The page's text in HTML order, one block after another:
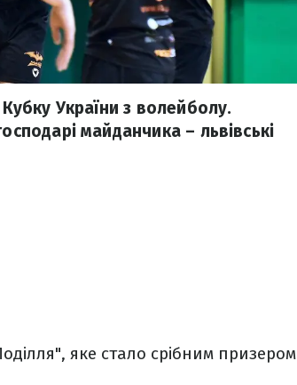
України з волейболу.
майданчика – львівські
яке стало срібним призером